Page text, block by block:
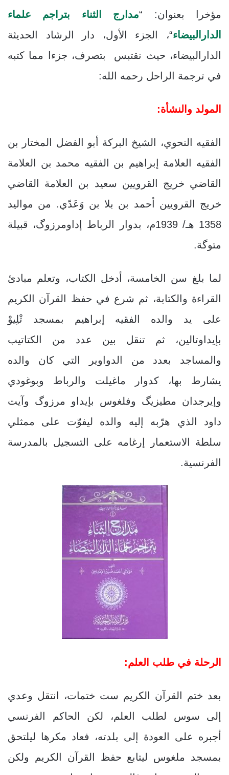
مؤخرا بعنوان: “مدارج الثناء بتراجم علماء
الدارالبيضاء“، الجزء الأول، دار الرشاد الحديثة
الدارالبيضاء، حيث نقتبس بتصرف، جزءا مما كتبه
في ترجمة الراحل رحمه الله:
المولد والنشأة:
الفقيه النحوي، الشيخ البركة أبو الفضل المختار بن
الفقيه العلامة إبراهيم بن الفقيه محمد بن العلامة
القاضي خريج القرويين سعيد بن العلامة القاضي
خريج القرويين أحمد بن بلا بن وَعَدّي. من مواليد
1358 هـ/ 1939م، بدوار الرباط إداومرزوگ، قبيلة
متوگة.
لما بلغ سن الخامسة، أدخل الكتاب، وتعلم مبادئ
القراءة والكتابة، ثم شرع في حفظ القرآن الكريم
على يد والده الفقيه إبراهيم بمسجد تْلِيوْ
بإيداوتالين، ثم تنقل بين عدد من الكتاتيب
والمساجد بعدد من الدواوير التي كان والده
يشارط بها، كدوار ماغيلت والرباط وبوغودي
وإيرجدان مطيزيگ وفلغوس بإيداو مرزوگ وآيت
داود الذي هرّبه إليه والده ليفوّت على ممثلي
سلطة الاستعمار إرغامه على التسجيل بالمدرسة
الفرنسية.
الرحلة في طلب العلم:
بعد ختم القرآن الكريم ست ختمات، انتقل وعدي
إلى سوس لطلب العلم، لكن الحاكم الفرنسي
أجبره على العودة إلى بلدته، فعاد مكرها ليلتحق
بمسجد ملغوس ليتابع حفظ القرآن الكريم ولكن